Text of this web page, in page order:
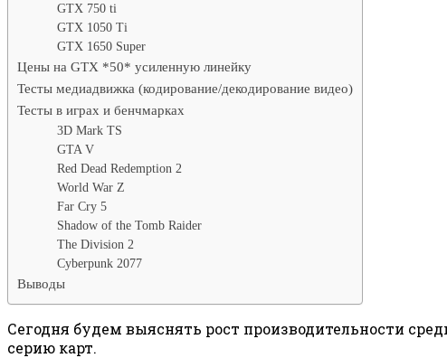
GTX 750 ti
GTX 1050 Ti
GTX 1650 Super
Цены на GTX *50* усиленную линейку
Тесты медиадвижка (кодирование/декодирование видео)
Тесты в играх и бенчмарках
3D Mark TS
GTA V
Red Dead Redemption 2
World War Z
Far Cry 5
Shadow of the Tomb Raider
The Division 2
Cyberpunk 2077
Выводы
Сегодня будем выяснять рост производительности
серию карт.